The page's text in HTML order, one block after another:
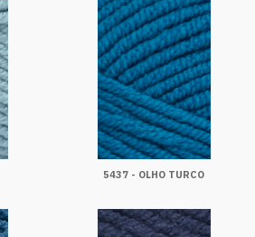
5437 - OLHO TURCO